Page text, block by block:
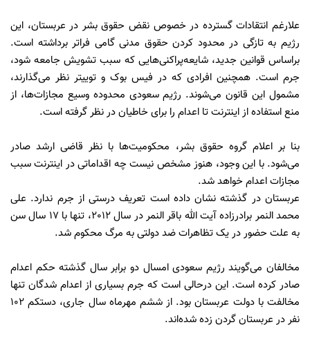
علارغم انتقادات گسترده در خصوص نقض حقوق بشر در عربستان، این
رژیم به تازگی در محدود کردن حقوق مدنی گامی فراتر برداشته است.
براساس قوانین جدید، شایعه‌پراکنی‌هایی که سبب تشویش جامعه شود،
جرم است. همچنین افرادی که در فیس بوک و توییتر نظر می‌گذارند،
مشمول این قانون می‌شوند. رژیم سعودی محدوده وسیع مجازات‌ها، از
منع استفاده از اینترنت تا اعدام را برای خاطیان در نظر گرفته است.
بنا بر اعلام گروه حقوق بشر، محکومیت‌ها‌ با نظر قاضی ارشد صادر
می‌شود. با این وجود، هنوز مشخص نیست چه اقداماتی در اینترنت سبب
مجازات اعدام خواهد شد.
عربستان در گذشته نشان داده است تعریف درستی از جرم ندارد. علی
محمد النمر برادرزاده آیت الله باقر النمر در سال 2012، تنها با 17 سال سن
به علت حضور در یک تظاهرات ضد دولتی به مرگ محکوم شد.
مخالفان می‌گویند رژیم سعودی امسال دو برابر سال گذشته حکم اعدام
صادر کرده است. این درحالی است که جرم بسیاری از اعدام شدگان تنها
مخالفت با دولت عربستان بود. از ششم مهرماه سال جاری، دستکم 102
نفر در عربستان گردن زده شده‌اند.